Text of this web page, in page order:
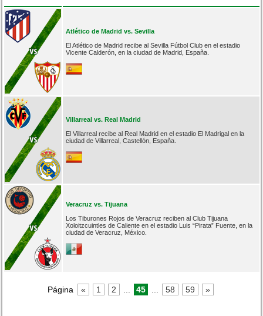
Atlético de Madrid vs. Sevilla
El Atlético de Madrid recibe al Sevilla Fútbol Club en el estadio
Vicente Calderón, en la ciudad de Madrid, España.
Villarreal vs. Real Madrid
El Villarreal recibe al Real Madrid en el estadio El Madrigal en la
ciudad de Villarreal, Castellón, España.
Veracruz vs. Tijuana
Los Tiburones Rojos de Veracruz reciben al Club Tijuana
Xoloitzcuintles de Caliente en el estadio Luis “Pirata” Fuente, en la
ciudad de Veracruz, México.
Página « 1 2 45 58 59 »